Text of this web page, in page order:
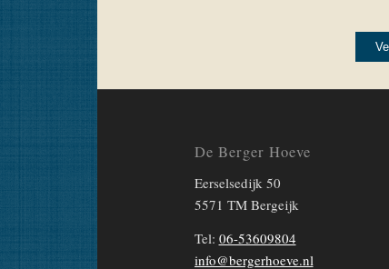
De Berger Hoeve
Eerselsedijk 50
5571 TM Bergeijk
Tel: 06-53609804
info@bergerhoeve.nl